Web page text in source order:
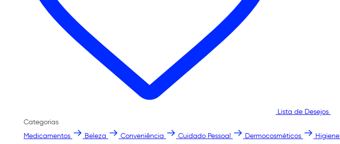
Lista de Desejos
Categorias
Medicamentos
Beleza Conveniência Cuidado Pessoal Dermocosméticos Higiene